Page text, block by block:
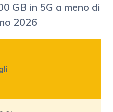
GB in 5G a meno di
2026